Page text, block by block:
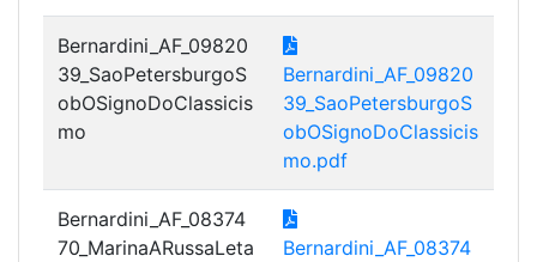
Bernardini_AF_09820
39_SaoPetersburgoS
obOSignoDoClassicis
mo
Bernardini_AF_09820
39_SaoPetersburgoS
obOSignoDoClassicis
mo.pdf
Bernardini_AF_08374
70_MarinaARussaLeta
Bernardini_AF_08374